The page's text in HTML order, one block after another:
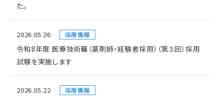
た。
2026.05.26 採用情報
令和8年度 医療技術職（薬剤師・経験者採用）（第３回）採用
試験を実施します
2026.05.22 採用情報